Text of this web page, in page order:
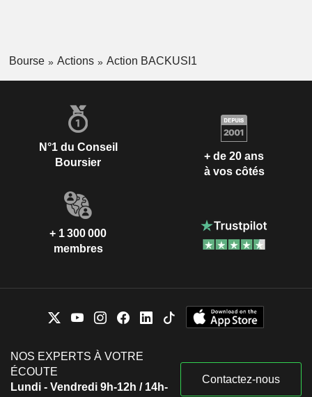
Bourse Actions Action BACKUSI1
N°1 du Conseil
Boursier
+ de 20 ans
à vos côtés
+ 1 300 000
membres
NOS EXPERTS À VOTRE
ÉCOUTE
Lundi - Vendredi 9h-12h / 14h-
Contactez-nous